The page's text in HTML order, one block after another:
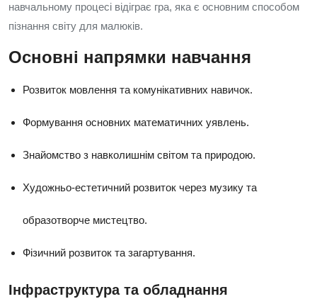
навчальному процесі відіграє гра, яка є основним способом
пізнання світу для малюків.
Основні напрямки навчання
Розвиток мовлення та комунікативних навичок.
Формування основних математичних уявлень.
Знайомство з навколишнім світом та природою.
Художньо-естетичний розвиток через музику та
образотворче мистецтво.
Фізичний розвиток та загартування.
Інфраструктура та обладнання